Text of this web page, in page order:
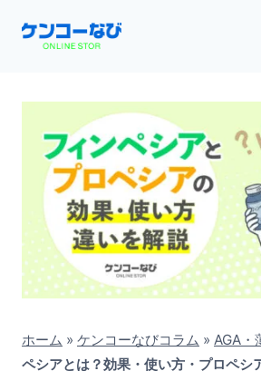
ホーム » ケンコーなびコラム » AGA・
ペシアとは？効果・使い方・プロペシ